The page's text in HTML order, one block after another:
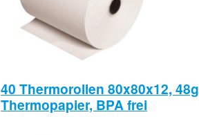
40 Thermorollen 80x80x12, 48g
Thermopapier, BPA frei